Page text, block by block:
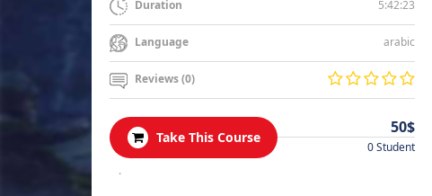
Duration 5:42:23
Language arabic
Reviews (0)
Take This Course
50$
0 Student
.